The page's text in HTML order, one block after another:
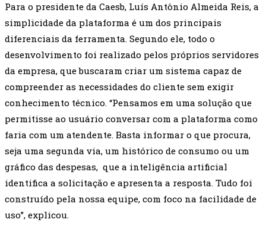
Para o presidente da Caesb, Luís Antônio Almeida Reis, a
simplicidade da plataforma é um dos principais
diferenciais da ferramenta. Segundo ele, todo o
desenvolvimento foi realizado pelos próprios servidores
da empresa, que buscaram criar um sistema capaz de
compreender as necessidades do cliente sem exigir
conhecimento técnico. “Pensamos em uma solução que
permitisse ao usuário conversar com a plataforma como
faria com um atendente. Basta informar o que procura,
seja uma segunda via, um histórico de consumo ou um
gráfico das despesas, que a inteligência artificial
identifica a solicitação e apresenta a resposta. Tudo foi
construído pela nossa equipe, com foco na facilidade de
uso”, explicou.